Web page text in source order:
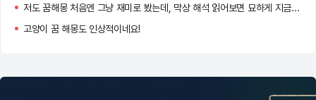
저도 꿈해몽 처음엔 그냥 재미로 봤는데, 막상 해석 읽어보면 묘하게 지금 내 상황이랑 맞아서 소름 돋더라고요!
고양이 꿈 해몽도 인상적이네요!